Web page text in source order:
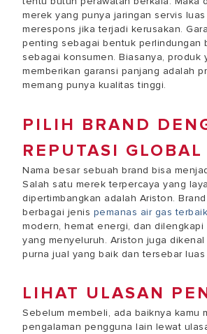
merek yang punya jaringan servis
merespons jika terjadi kerusakan.
penting sebagai bentuk perlindungan
sebagai konsumen. Biasanya, produk
memberikan garansi panjang adalah
memang punya kualitas tinggi.
PILIH BRAND
REPUTASI GLOBAL
Nama besar sebuah brand bisa
Salah satu merek terpercaya yang
dipertimbangkan adalah Ariston.
berbagai jenis pemanas air gas terbaik
modern, hemat energi, dan dilengkapi
yang menyeluruh. Ariston juga
purna jual yang baik dan tersebar
LIHAT ULASAN
Sebelum membeli, ada baiknya kamu
pengalaman pengguna lain lewat